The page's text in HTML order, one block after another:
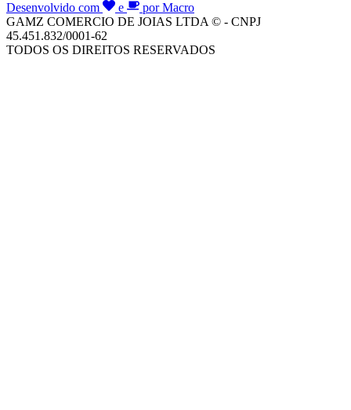
Desenvolvido com e
por Macro
GAMZ COMERCIO DE JOIAS LTDA © - CNPJ
45.451.832/0001-62
TODOS OS DIREITOS RESERVADOS